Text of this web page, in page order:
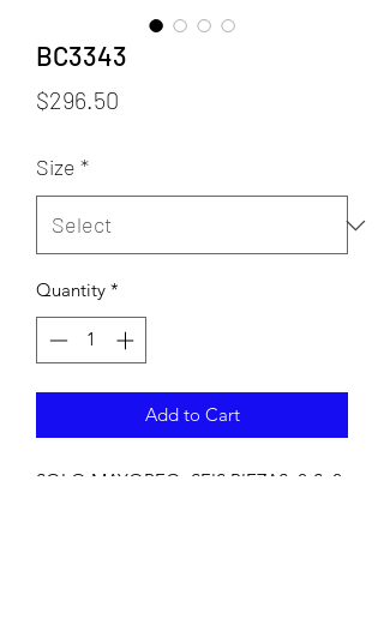
BC3343
$296.50
Size *
Quantity *
Add to Cart
SOLO MAYOREO, SEIS PIEZAS 2-S 2-